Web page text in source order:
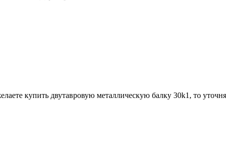
купить двутавровую металлическую балку 30k1, то